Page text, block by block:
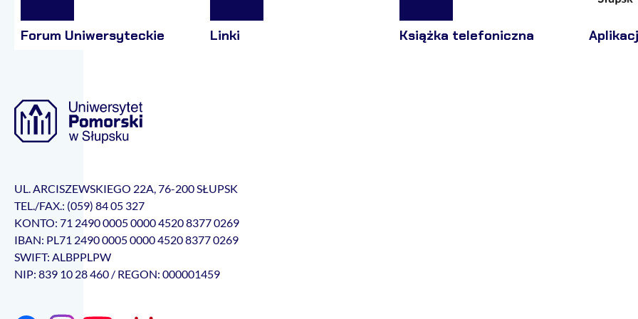
Forum Uniwersyteckie Linki Książka telefoniczna
UL. ARCISZEWSKIEGO 22A, 76-200 SŁUPSK
TEL./FAX.: (059) 84 05 327
KONTO: 71 2490 0005 0000 4520 8377 0269
IBAN: PL71 2490 0005 0000 4520 8377 0269
SWIFT: ALBPPLPW
NIP: 839 10 28 460 / REGON: 000001459